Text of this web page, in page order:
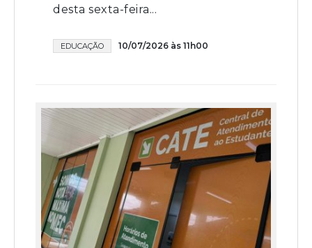
desta sexta-feira...
EDUCAÇÃO 10/07/2026 às 11h00